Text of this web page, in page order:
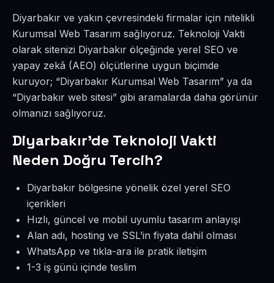
Diyarbakır ve yakın çevresindeki firmalar için nitelikli
Kurumsal Web Tasarım sağlıyoruz. Teknoloji Vakti
olarak sitenizi Diyarbakır ölçeğinde yerel SEO ve
yapay zekâ (AEO) ölçütlerine uygun biçimde
kuruyor; “Diyarbakır Kurumsal Web Tasarım” ya da
“Diyarbakır web sitesi” gibi aramalarda daha görünür
olmanızı sağlıyoruz.
Diyarbakır’de Teknoloji Vakti
Neden Doğru Tercih?
Diyarbakır bölgesine yönelik özel yerel SEO
içerikleri
Hızlı, güncel ve mobil uyumlu tasarım anlayışı
Alan adı, hosting ve SSL’in fiyata dahil olması
WhatsApp ve tıkla-ara ile pratik iletişim
1-3 iş günü içinde teslim